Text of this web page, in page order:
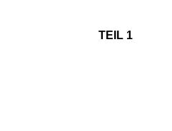
TEIL 1